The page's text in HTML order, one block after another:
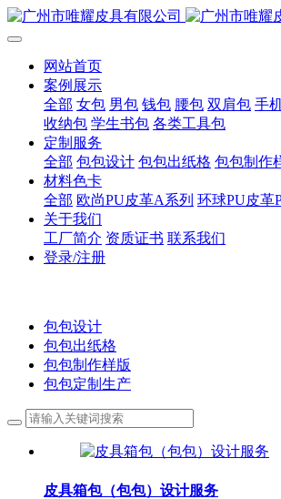
网站首页
案例展示
全部 女包 男包 钱包 腰包 双肩包 手
收纳包 学生书包 各类工具包
定制服务
全部 包包设计 包包出纸格 包包制作
材料色卡
全部 欧尚PU皮革A系列 环球PU皮革
关于我们
工厂简介 资质证书 联系我们
登录/注册
包包设计
包包出纸格
包包制作样版
包包定制生产
皮具箱包（包包）设计服务